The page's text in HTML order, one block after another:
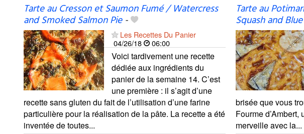
Tarte au Cresson et Saumon Fumé / Watercress
and Smoked Salmon Pie-
Les Recettes Du Panier
04/26/18
06:00
Voici tardivement une recette
dédiée aux ingrédients du
panier de la semaine 14. C’est
une première : il s’agit d’une
recette sans gluten du fait de l’utilisation d’une farine
particulière pour la réalisation de la pâte. La recette a été
inventée de toutes...
Tarte au
Squash and
brisée que vous
Fourme
merveille avec la...